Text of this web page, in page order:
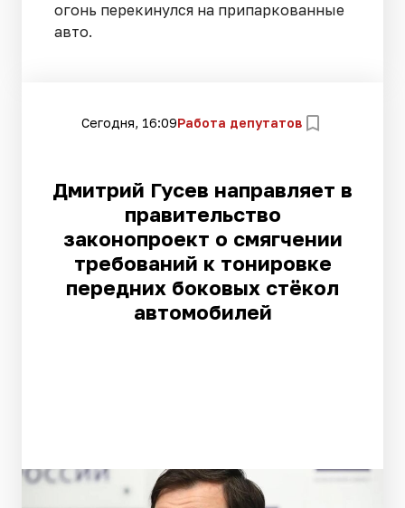
огонь перекинулся на припаркованные
авто.
Сегодня, 16:09Работа депутатов
Дмитрий Гусев направляет в
правительство
законопроект о смягчении
требований к тонировке
передних боковых стёкол
автомобилей